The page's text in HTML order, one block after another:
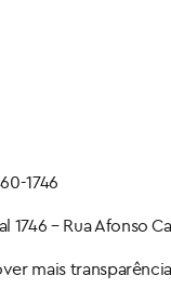
1746
– Rua Afonso
mais